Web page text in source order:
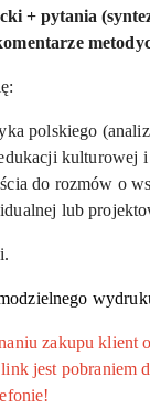
+ pytania
polskiego
kulturowej
do rozmów o
lub
zakupu klient
jest pobraniem